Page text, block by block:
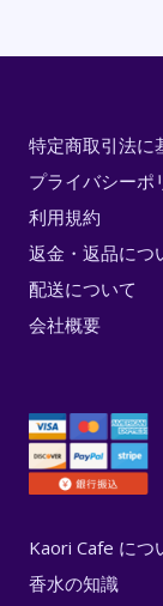
特定商取引法に
プライバシーポ
利用規約
返金・返品につ
配送について
会社概要
Kaori Cafe につ
香水の知識